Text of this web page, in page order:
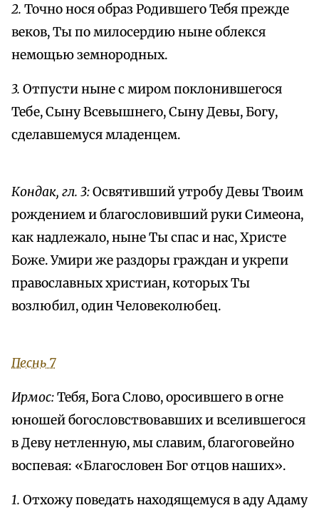
2. Точно нося образ Родившего Тебя прежде
веков, Ты по милосердию ныне облекся
немощью земнородных.
3. Отпусти ныне с миром поклонившегося
Тебе, Сыну Всевышнего, Сыну Девы, Богу,
сделавшемуся младенцем.
Кондак, гл. 3:Освятивший утробу Девы Твоим
рождением и благословивший руки Симеона,
как надлежало, ныне Ты спас и нас, Христе
Боже. Умири же раздоры граждан и укрепи
православных христиан, которых Ты
возлюбил, один Человеколюбец.
Песнь 7
Ирмос:Тебя, Бога Слово, оросившего в огне
юношей богословствовавших и вселившегося
в Деву нетленную, мы славим, благоговейно
воспевая: «Благословен Бог отцов наших».
1. Отхожу поведать находящемуся в аду Адаму